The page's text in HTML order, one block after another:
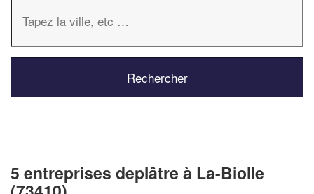
5 entreprises deplâtre à La-Biolle